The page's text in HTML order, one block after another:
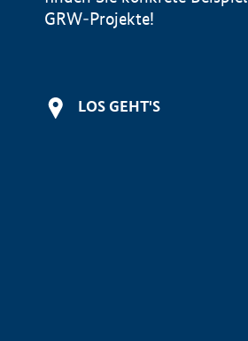
GRW-Projekte!
LOS GEHT'S